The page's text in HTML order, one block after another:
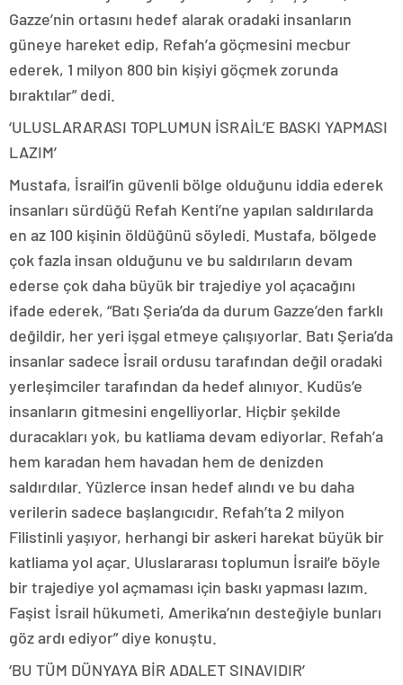
Gazze’nin ortasını hedef alarak oradaki insanların
güneye hareket edip, Refah’a göçmesini mecbur
ederek, 1 milyon 800 bin kişiyi göçmek zorunda
bıraktılar” dedi.
‘ULUSLARARASI TOPLUMUN İSRAİL’E BASKI YAPMASI
LAZIM’
Mustafa, İsrail’in güvenli bölge olduğunu iddia ederek
insanları sürdüğü Refah Kenti’ne yapılan saldırılarda
en az 100 kişinin öldüğünü söyledi. Mustafa, bölgede
çok fazla insan olduğunu ve bu saldırıların devam
ederse çok daha büyük bir trajediye yol açacağını
ifade ederek, “Batı Şeria’da da durum Gazze’den farklı
değildir, her yeri işgal etmeye çalışıyorlar. Batı Şeria’da
insanlar sadece İsrail ordusu tarafından değil oradaki
yerleşimciler tarafından da hedef alınıyor. Kudüs’e
insanların gitmesini engelliyorlar. Hiçbir şekilde
duracakları yok, bu katliama devam ediyorlar. Refah’a
hem karadan hem havadan hem de denizden
saldırdılar. Yüzlerce insan hedef alındı ve bu daha
verilerin sadece başlangıcıdır. Refah’ta 2 milyon
Filistinli yaşıyor, herhangi bir askeri harekat büyük bir
katliama yol açar. Uluslararası toplumun İsrail’e böyle
bir trajediye yol açmaması için baskı yapması lazım.
Faşist İsrail hükumeti, Amerika’nın desteğiyle bunları
göz ardı ediyor” diye konuştu.
‘BU TÜM DÜNYAYA BİR ADALET SINAVIDIR’